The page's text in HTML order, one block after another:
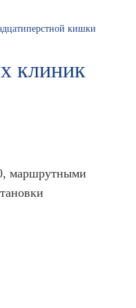
кишки
клиник
маршрутными